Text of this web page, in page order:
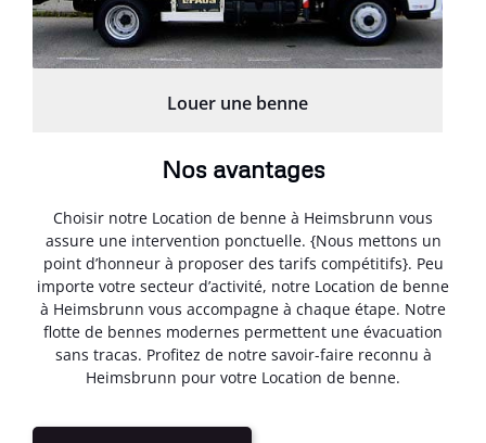
Louer une benne
Nos avantages
Choisir notre Location de benne à Heimsbrunn vous
assure une intervention ponctuelle. {Nous mettons un
point d’honneur à proposer des tarifs compétitifs}. Peu
importe votre secteur d’activité, notre Location de benne
à Heimsbrunn vous accompagne à chaque étape. Notre
flotte de bennes modernes permettent une évacuation
sans tracas. Profitez de notre savoir-faire reconnu à
Heimsbrunn pour votre Location de benne.